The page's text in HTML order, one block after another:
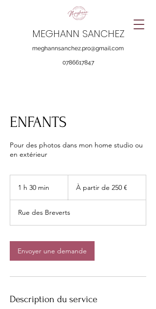
MEGHANN SANCHEZ
meghannsanchez.pro@gmail.com
0786617847
ENFANTS
Pour des photos dans mon home studio ou
en extérieur
1 h 30 min
m
i
partir
euros
À partir de 250 €
Rue des Breverts
Envoyer une demande
Description du service